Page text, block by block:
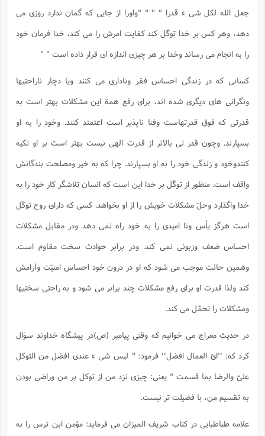
جعل الله لکل شی ء قدرا " " " "واورا از جایی که گمان ندارد روزی می
دهد، وهر کس بر خدا توکّل کند کفایت امرش را می کند، خدا فرمان خود
را به انجام می رساند وخدا بر هر چیزی اندازه ای قرار داده است " "
کسانی که در زندگی احساس فقر وناداری می کنند ویا دچار ناراحتیها
ونگرانی های دیگری شده اند، برای رفع همة این مشکلات بهتر است به
قدرتی که فوق قدرتهاست وفنا ناپذیر است اعتمتد کنند. وخود را به او
بسپارند. وچون قدر تی بالاتر از قدرت الهی نیست بهتر است بر او تکیه
کنندوخود و زندگی خود را به او بسپارند. چرا که به خیر ومصلحت بندگانش
واقف است. منظور از توکّل بر خدا این است که انسان تلاشگر کار خود را به
خدا واگذارد وحلّ مشکلات خویش را از او بخواهد. کسی که دارای روح توکّل
است هرگز یأس ونا امیدی را به خود راه نمی دهد ودر مقابل مشکلات
احساس ضعف وزبونی نمی کند. ودر برابر حوادث سخت مقاوم است.
وهمین حالت موجب می شود که او در درون خود احساس امنیّت وآرامش
کند ولذا قدرت او برای رفع مشکلات چند برابر می شود و به راحتی سختیها
ومشکلات را تحمّل می کند.
در حدیث معراج می خوانیم که وقتی پیامبر (ص)در پیشگاه خداوند سؤال
کرد که: ''ایّ العمال افضل'' فرمود: " لیس شی ء عندی افضل من التوکل
علیّ والرضا بما قسمت " یعنی: چیزی نزد من از توکل بر من وراضی بودن
به تقسیم من، با فضیلت تر نیست.
علامه طباطبایی در کتاب شریف المیزان می فرماید: مؤمن ابن ترس را به